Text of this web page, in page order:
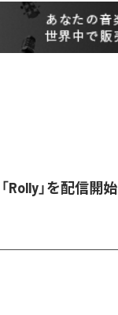
Rolly」を配信開始